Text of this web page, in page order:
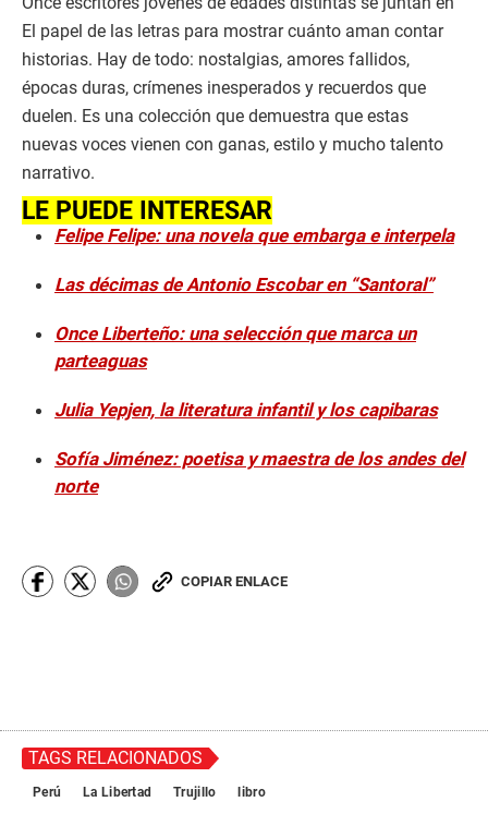
El papel de las letras para mostrar cuánto aman contar
historias. Hay de todo: nostalgias, amores fallidos,
épocas duras, crímenes inesperados y recuerdos que
duelen. Es una colección que demuestra que estas
nuevas voces vienen con ganas, estilo y mucho talento
narrativo.
LE PUEDE INTERESAR
Felipe Felipe: una novela que embarga e interpela
Las décimas de Antonio Escobar en “Santoral”
Once Liberteño: una selección que marca un
parteaguas
Julia Yepjen, la literatura infantil y los capibaras
Sofía Jiménez: poetisa y maestra de los andes del
norte
COPIAR ENLACE
TAGS RELACIONADOS
Perú La Libertad Trujillo libro